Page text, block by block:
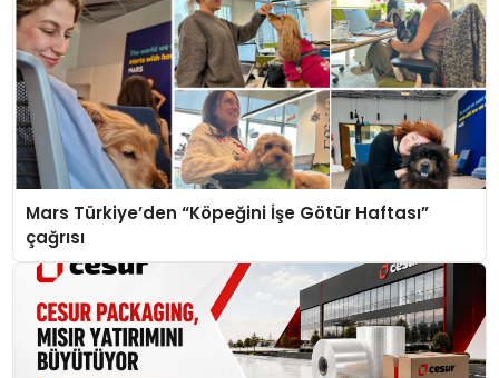
Mars Türkiye’den “Köpeğini İşe Götür Haftası”
çağrısı